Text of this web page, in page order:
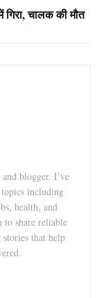
गिरा, चालक की मौत
blogger. I’ve
including
health, and
share reliable
that help